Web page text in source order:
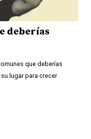
deberías
que deberías
lugar para crecer